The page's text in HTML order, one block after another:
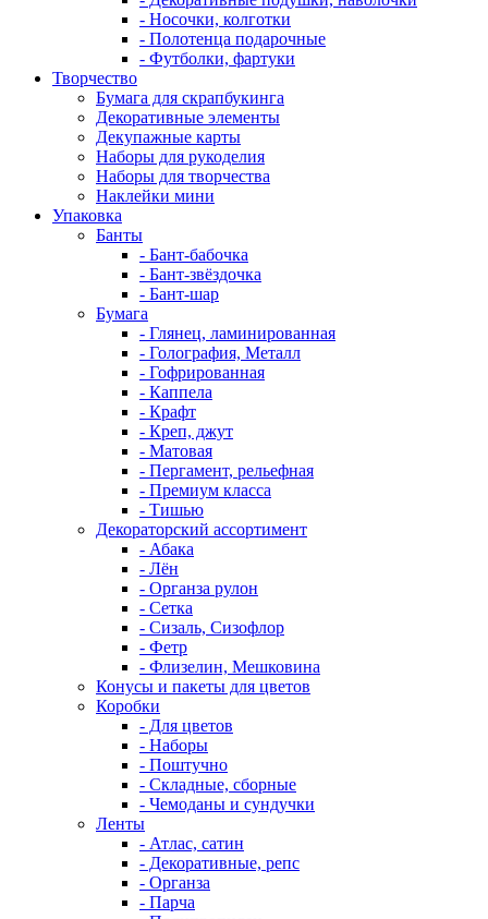
- Носочки, колготки
- Полотенца подарочные
- Футболки, фартуки
Творчество
Бумага для скрапбукинга
Декоративные элементы
Декупажные карты
Наборы для рукоделия
Наборы для творчества
Наклейки мини
Упаковка
Банты
- Бант-бабочка
- Бант-звёздочка
- Бант-шар
Бумага
- Глянец, ламинированная
- Голография, Металл
- Гофрированная
- Каппела
- Крафт
- Креп, джут
- Матовая
- Пергамент, рельефная
- Премиум класса
- Тишью
Декораторский ассортимент
- Абака
- Лён
- Органза рулон
- Сетка
- Сизаль, Сизофлор
- Фетр
- Флизелин, Мешковина
Конусы и пакеты для цветов
Коробки
- Для цветов
- Наборы
- Поштучно
- Складные, сборные
- Чемоданы и сундучки
Ленты
- Атлас, сатин
- Декоративные, репс
- Органза
- Парча